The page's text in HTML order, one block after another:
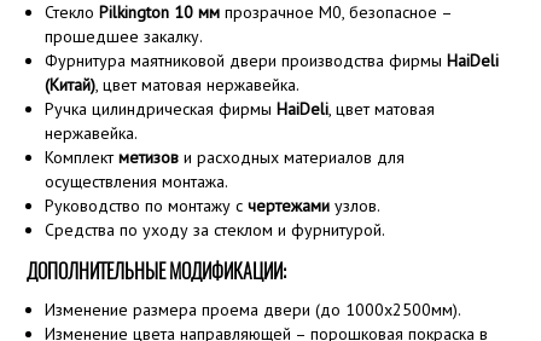
Стекло Pilkington 10 мм прозрачное M0, безопасное –
прошедшее закалку.
Фурнитура маятниковой двери производства фирмы HaiDeli
(Китай), цвет матовая нержавейка.
Ручка цилиндрическая фирмы HaiDeli, цвет матовая
нержавейка.
Комплектметизов и расходных материалов для
осуществления монтажа.
Руководство по монтажу с чертежами узлов.
Средства по уходу за стеклом и фурнитурой.
ДОПОЛНИТЕЛЬНЫЕ МОДИФИКАЦИИ:
Изменение размера проема двери (до 1000х2500мм).
Изменение цвета направляющей – порошковая покраска в